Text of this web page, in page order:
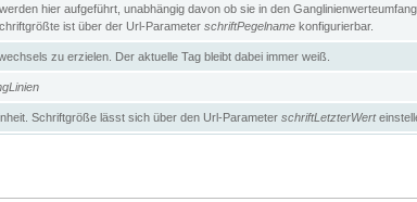
hier aufgeführt, unabhängig davon ob sie in den
ist über der Url-Parameter schriftPegelname konfigurierbar.
zu erzielen. Der aktuelle Tag bleibt dabei immer weiß.
Schriftgröße lässt sich über den Url-Parameter schriftLetzterWert